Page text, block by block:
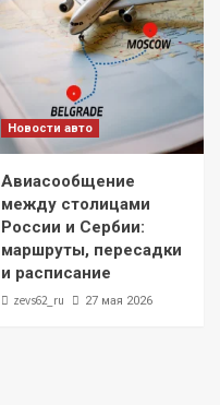
Новости авто
Авиасообщение
между столицами
России и Сербии:
маршруты, пересадки
и расписание
zevs62_ru 27 мая 2026